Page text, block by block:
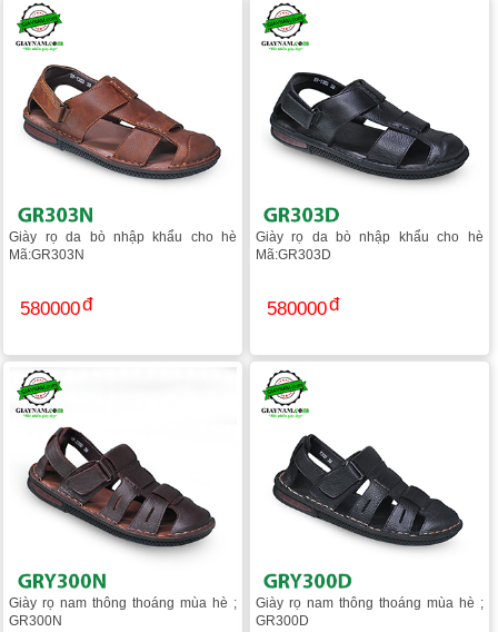
Giày rọ da bò nhập khẩu cho hè
Mã:GR303N
580000
Giày rọ da bò nhập khẩu cho hè
Mã:GR303D
580000
Giày rọ nam thông thoáng mùa hè ;
GR300N
Giày rọ nam thông thoáng mùa hè ;
GR300D